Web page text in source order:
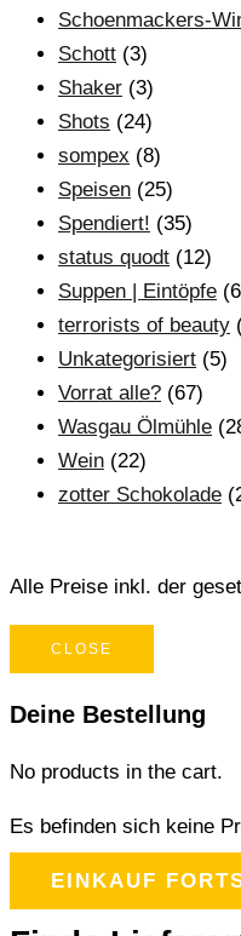
Schoenmackers-
Schott (3)
Shaker (3)
Shots (24)
sompex (8)
Speisen (25)
Spendiert! (35)
status quodt (12)
Suppen | Eintöpfe
terrorists of beauty
Unkategorisiert (5)
Vorrat alle? (67)
Wasgau Ölmühle
Wein (22)
zotter Schokolade
Alle Preise inkl. der
CLOSE
Deine Bestellung
No products in the cart.
Es befinden sich keine
EINKAUF